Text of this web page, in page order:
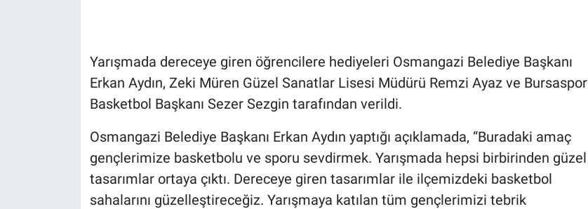
Yarışmada dereceye giren öğrencilere hediyeleri Osmangazi Belediye Başkanı
Erkan Aydın, Zeki Müren Güzel Sanatlar Lisesi Müdürü Remzi Ayaz ve Bursaspor
Basketbol Başkanı Sezer Sezgin tarafından verildi.
Osmangazi Belediye Başkanı Erkan Aydın yaptığı açıklamada, “Buradaki amaç
gençlerimize basketbolu ve sporu sevdirmek. Yarışmada hepsi birbirinden güzel
tasarımlar ortaya çıktı. Dereceye giren tasarımlar ile ilçemizdeki basketbol
sahalarını güzelleştireceğiz. Yarışmaya katılan tüm gençlerimizi tebrik